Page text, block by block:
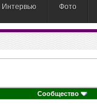
Интервью Фото
Сообщество